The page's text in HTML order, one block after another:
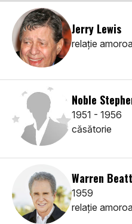
Jerry Lewis
relaţie
Noble
1951 - 1956
căsătorie
Warren
1959
relaţie